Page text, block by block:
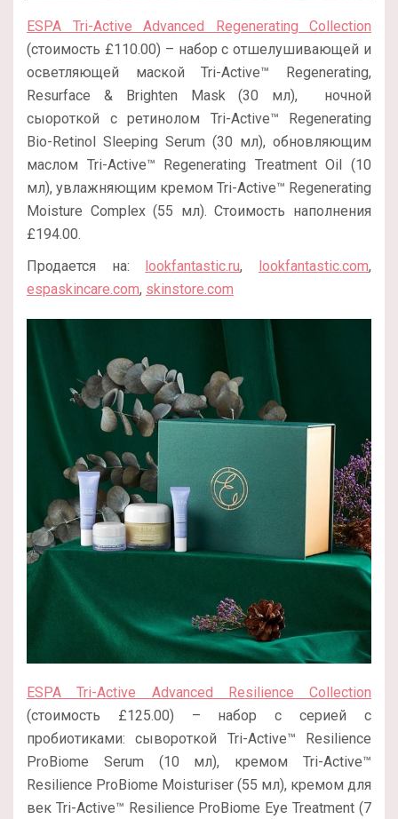
ESPA Tri-Active Advanced Regenerating Collection
(стоимость £110.00) – набор с отшелушивающей и
осветляющей маской Tri-Active™ Regenerating,
Resurface & Brighten Mask (30 мл), ночной
сыороткой с ретинолом Tri-Active™ Regenerating
Bio-Retinol Sleeping Serum (30 мл), обновляющим
маслом Tri-Active™ Regenerating Treatment Oil (10
мл), увлажняющим кремом Tri-Active™ Regenerating
Moisture Complex (55 мл). Стоимость наполнения
£194.00.
Продается на: lookfantastic.ru, lookfantastic.com,
espaskincare.com, skinstore.com
ESPA Tri-Active Advanced Resilience Collection
(стоимость £125.00) – набор с серией с
пробиотиками: сывороткой Tri-Active™ Resilience
ProBiome Serum (10 мл), кремом Tri-Active™
Resilience ProBiome Moisturiser (55 мл), кремом для
век Tri-Active™ Resilience ProBiome Eye Treatment (7